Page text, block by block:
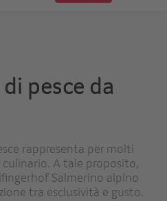
pesce da
rappresenta per molti
A tale proposito,
Salmerino alpino
tra esclusività e gusto.